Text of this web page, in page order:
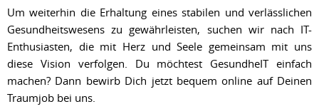
Um weiterhin die Erhaltung eines stabilen und verlässlichen
Gesundheitswesens zu gewährleisten, suchen wir nach IT-
Enthusiasten, die mit Herz und Seele gemeinsam mit uns
diese Vision verfolgen. Du möchtest GesundheIT einfach
machen? Dann bewirb Dich jetzt bequem online auf Deinen
Traumjob bei uns.